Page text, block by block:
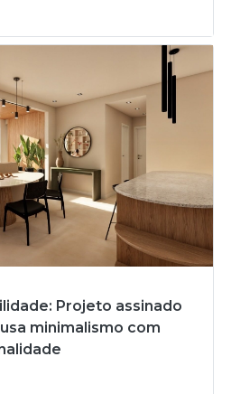
Projeto assinado
minimalismo com